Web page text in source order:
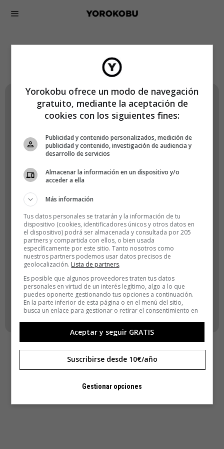
Lógate en Yorokobu
Nombre de usuario o correo electrónico
Recuérdame
ACCEDER
Registro
¿Has olvidado tu contraseña?
VOLVER
Yorokobu ofrece un modo de navegación
gratuito, mediante la aceptación de
cookies con los siguientes fines:
Publicidad y contenido personalizados, medición de
publicidad y contenido, investigación de audiencia y
desarrollo de servicios
Almacenar la información en un dispositivo y/o
acceder a ella
Más información
Tus datos personales se tratarán y la información de tu
dispositivo (cookies, identificadores únicos y otros datos en
el dispositivo) podrá ser almacenada y consultada por 205
partners y compartida con ellos, o bien usada
específicamente por este sitio. Tanto nosotros como
nuestros partners podemos usar datos precisos de
geolocalización. Lista de partners.
Es posible que algunos proveedores traten tus datos
personales en virtud de un interés legítimo, algo a lo que
puedes oponerte gestionando tus opciones a continuación.
En la parte inferior de esta página o en el menú del sitio,
busca un enlace para gestionar o retirar el consentimiento en
Aceptar y seguir GRATIS
Suscribirse desde 10€/año
Gestionar opciones